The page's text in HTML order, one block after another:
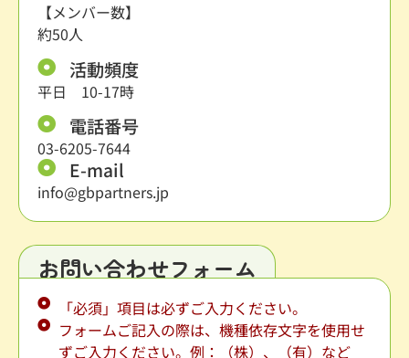
【メンバー数】
約50人
活動頻度
平日 10-17時
電話番号
03-6205-7644
E-mail
info@gbpartners.jp
お問い合わせフォーム
「必須」項目は必ずご入力ください。
フォームご記入の際は、機種依存文字を使用せ
ずご入力ください。例：（株）、（有）など